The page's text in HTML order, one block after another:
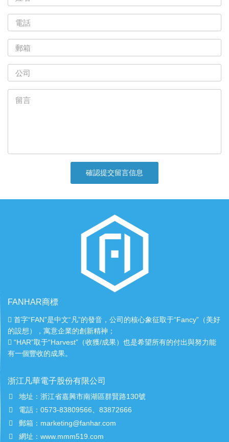
確認提交留言信息
FANHAR商標
首字“FAN”是中文“凡”的發音，公司的核心象征取于“Fancy”（美好
的設想），寓意企業的創新精神；
“HAR”取于“Harvest”（收獲/成果）也是希望所有的付出與努力能
有一個豐收的成果。
浙江凡華電子股份有限公司
地址：浙江省嘉興市南湖區群賢路130號
電話：0573-83809566、83872666
郵箱：marketing@fanhar.com
網址：www.mmm519.com